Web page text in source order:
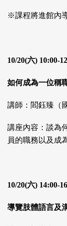
※課程將進館內
10/20(六) 10:00-
如何成為一位稱
講師：閻鈺臻（
講座內容：談為
員的職務以及成
10/20(六) 14:00-
導覽肢體語言及